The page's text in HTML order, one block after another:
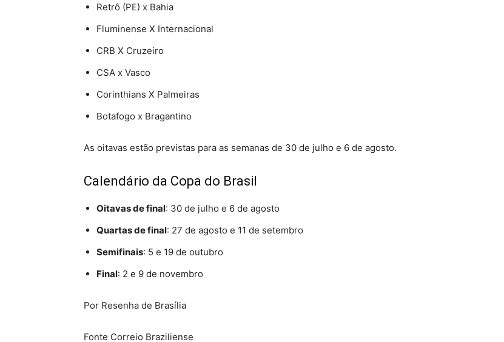
Retrô (PE) x Bahia
Fluminense X Internacional
CRB X Cruzeiro
CSA x Vasco
Corinthians X Palmeiras
Botafogo x Bragantino
As oitavas estão previstas para as semanas de 30 de julho e 6 de agosto.
Calendário da Copa do Brasil
Oitavas de final: 30 de julho e 6 de agosto
Quartas de final: 27 de agosto e 11 de setembro
Semifinais: 5 e 19 de outubro
Final: 2 e 9 de novembro
Por Resenha de Brasília
Fonte Correio Braziliense